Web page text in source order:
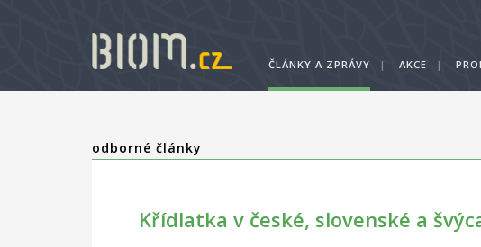
ČLÁNKY A ZPRÁVY | AKCE |
odborné články
Křídlatka v české, slovenské a